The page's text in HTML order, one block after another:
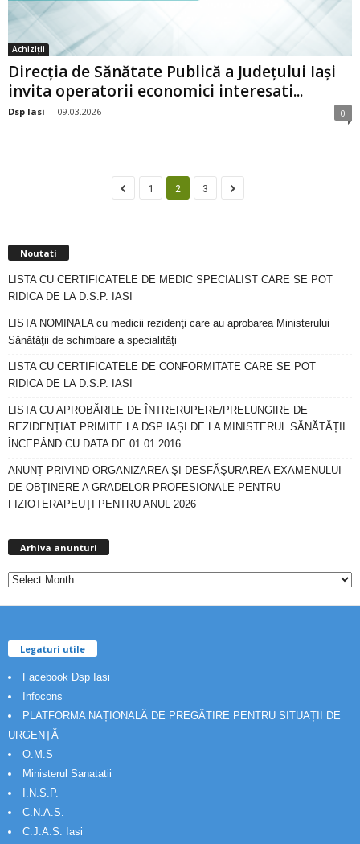
Achiziții
Direcția de Sănătate Publică a Județului Iași
invita operatorii economici interesati...
Dsp Iasi - 09.03.2026 0
1 2 3
Noutati
LISTA CU CERTIFICATELE DE MEDIC SPECIALIST CARE SE POT
RIDICA DE LA D.S.P. IASI
LISTA NOMINALA cu medicii rezidenţi care au aprobarea Ministerului
Sănătăţii de schimbare a specialităţi
LISTA CU CERTIFICATELE DE CONFORMITATE CARE SE POT
RIDICA DE LA D.S.P. IASI
LISTA CU APROBĂRILE DE ÎNTRERUPERE/PRELUNGIRE DE
REZIDENȚIAT PRIMITE LA DSP IAȘI DE LA MINISTERUL SĂNĂTĂȚII
ÎNCEPÂND CU DATA DE 01.01.2016
ANUNȚ PRIVIND ORGANIZAREA ŞI DESFĂŞURAREA EXAMENULUI
DE OBŢINERE A GRADELOR PROFESIONALE PENTRU
FIZIOTERAPEUŢI PENTRU ANUL 2026
Arhiva anunturi
u
Legaturi utile
Facebook Dsp Iasi
Infocons
PLATFORMA NAȚIONALĂ DE PREGĂTIRE PENTRU SITUAȚII DE
URGENȚĂ
O.M.S
Ministerul Sanatatii
I.N.S.P.
C.N.A.S.
C.J.A.S. Iasi